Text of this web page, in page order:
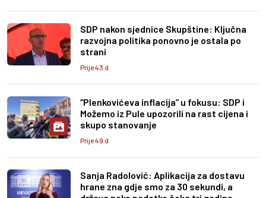
SDP nakon sjednice Skupštine: Ključna
razvojna politika ponovno je ostala po
strani
Prije 43 d
“Plenkovićeva inflacija” u fokusu: SDP i
Možemo iz Pule upozorili na rast cijena i
skupo stanovanje
Prije 49 d
Sanja Radolović: Aplikacija za dostavu
hrane zna gdje smo za 30 sekundi, a